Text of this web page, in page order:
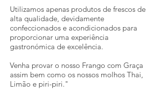
Utilizamos apenas produtos de frescos de
alta qualidade, devidamente
confeccionados e acondicionados para
proporcionar uma experiência
gastronómica de excelência.
Venha provar o nosso Frango com Graça
assim bem como os nossos molhos Thai,
Limão e piri-piri."